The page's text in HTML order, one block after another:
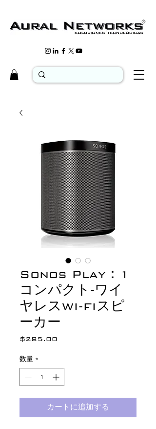
Sonos Play：1
コンパクト-ワイ
ヤレスWI-FIスピ
ーカー
$285.00
数量 *
カートに追加する